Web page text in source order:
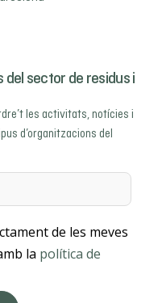
del sector de residus i
les activitats, notícies i
d’organitzacions del